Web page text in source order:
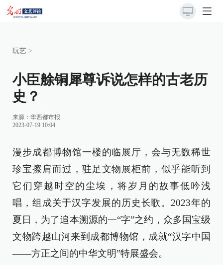
玩艺 >
小臣艅铜犀尊诉说怎样的古老历
史？
来源： 华西都市报
2023-07-19 10:04
漫步成都博物馆一楼的临展厅，会与无数稀世
珍宝擦肩而过，驻足文物展柜前，似乎能听到
它们穿越时空的尘埃，将岁月的故事低吟浅
唱，组成关于汉字发展的历史长歌。2023年的
夏日，为了追本溯源的一“字”之约，众多国宝级
文物跨越山河来到成都博物馆，成就“汉字中国
——方正之间的中华文明”特展盛会。